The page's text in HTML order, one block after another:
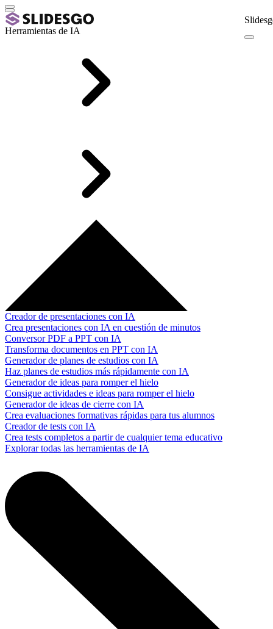
Herramientas de IA
Creador de presentaciones con IA
Crea presentaciones con IA en cuestión de minutos
Conversor PDF a PPT con IA
Transforma documentos en PPT con IA
Generador de planes de estudios con IA
Haz planes de estudios más rápidamente con IA
Generador de ideas para romper el hielo
Consigue actividades e ideas para romper el hielo
Generador de ideas de cierre con IA
Crea evaluaciones formativas rápidas para tus alumnos
Creador de tests con IA
Crea tests completos a partir de cualquier tema educativo
Explorar todas las herramientas de IA